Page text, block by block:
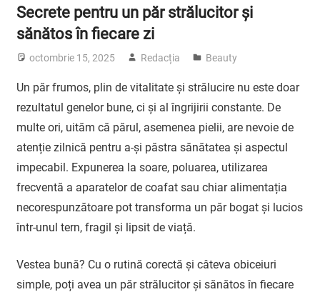
Secrete pentru un păr strălucitor și
sănătos în fiecare zi
octombrie 15, 2025 Redacția Beauty
Un păr frumos, plin de vitalitate și strălucire nu este doar
rezultatul genelor bune, ci și al îngrijirii constante. De
multe ori, uităm că părul, asemenea pielii, are nevoie de
atenție zilnică pentru a-și păstra sănătatea și aspectul
impecabil. Expunerea la soare, poluarea, utilizarea
frecventă a aparatelor de coafat sau chiar alimentația
necorespunzătoare pot transforma un păr bogat și lucios
într-unul tern, fragil și lipsit de viață.
Vestea bună? Cu o rutină corectă și câteva obiceiuri
simple, poți avea un păr strălucitor și sănătos în fiecare